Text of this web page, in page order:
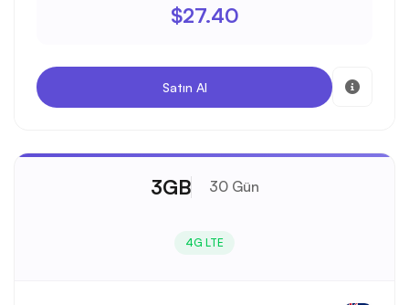
$27.40
Satın Al
3GB 30 Gün
4G LTE